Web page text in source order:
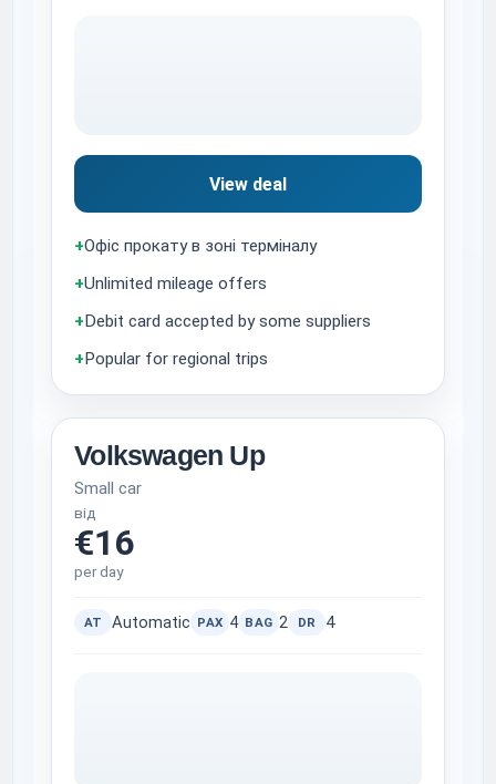
View deal
+Офіс прокату в зоні терміналу
+Unlimited mileage offers
+Debit card accepted by some suppliers
+Popular for regional trips
Volkswagen Up
Small car
від
€16
per day
AT Automatic PAX 4 BAG 2 DR 4